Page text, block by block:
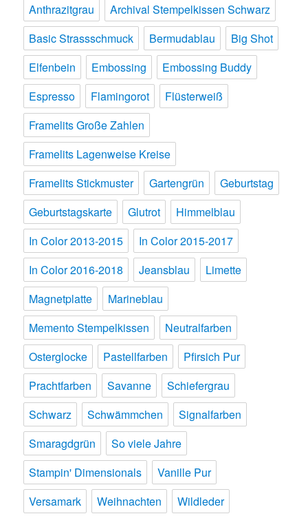
Anthrazitgrau
Archival Stempelkissen Schwarz
Basic Strassschmuck
Bermudablau
Big Shot
Elfenbein
Embossing
Embossing Buddy
Espresso
Flamingorot
Flüsterweiß
Framelits Große Zahlen
Framelits Lagenweise Kreise
Framelits Stickmuster
Gartengrün
Geburtstag
Geburtstagskarte
Glutrot
Himmelblau
In Color 2013-2015
In Color 2015-2017
In Color 2016-2018
Jeansblau
Limette
Magnetplatte
Marineblau
Memento Stempelkissen
Neutralfarben
Osterglocke
Pastellfarben
Pfirsich Pur
Prachtfarben
Savanne
Schiefergrau
Schwarz
Schwämmchen
Signalfarben
Smaragdgrün
So viele Jahre
Stampin' Dimensionals
Vanille Pur
Versamark
Weihnachten
Wildleder